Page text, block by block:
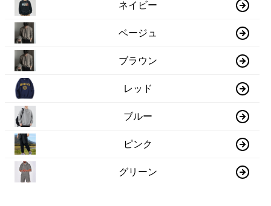
ネイビー
ベージュ
ブラウン
レッド
ブルー
ピンク
グリーン